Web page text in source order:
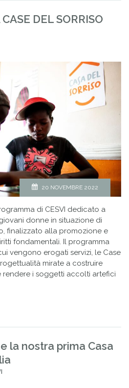
DEL SORRISO
20 NOVEMBRE 2022
di CESVI dedicato a
donne in situazione di
finalizzato alla promozione e
fondamentali. Il programma
vengono erogati servizi, le Case
mirate a costruire
i soggetti accolti artefici
la nostra prima Casa